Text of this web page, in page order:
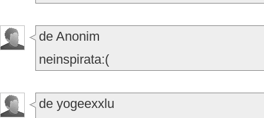
de Anonim
neinspirata:(
de yogeexxlu